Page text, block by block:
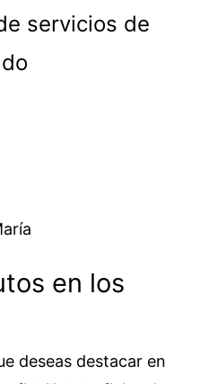
servicios de
en los
deseas destacar en